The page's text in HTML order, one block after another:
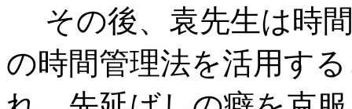
その後、袁先生は時
の時間管理法を活用す